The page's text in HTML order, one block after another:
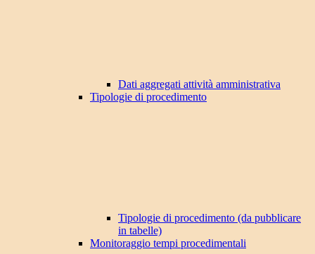
Dati aggregati attività amministrativa
Tipologie di procedimento
Tipologie di procedimento (da pubblicare
in tabelle)
Monitoraggio tempi procedimentali